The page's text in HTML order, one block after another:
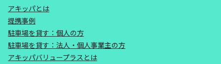
アキッパとは
提携事例
駐車場を貸す：個人の方
駐車場を貸す：法人・個人事業主の方
アキッパバリュープラスとは